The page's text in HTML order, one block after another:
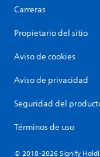
Carreras
Propietario del sitio
Aviso de cookies
Aviso de privacidad
Seguridad del
Términos de uso
© 2018-2026 Signify